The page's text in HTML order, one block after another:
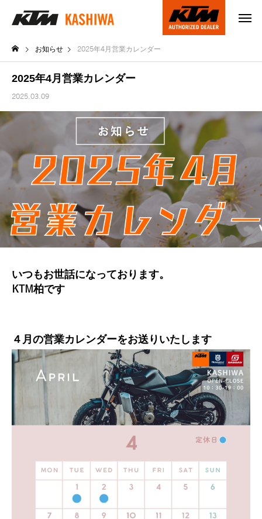
お知らせ 2025年4月営業カレンダー
2025年4月営業カレンダー
2025.03.09
いつもお世話になっております。
KTM柏です
４月の営業カレンダーをお送りいたします